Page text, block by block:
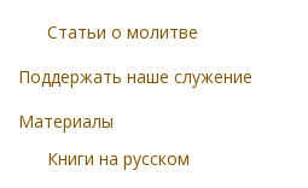
Статьи о молитве
Поддержать наше служение
Материалы
Книги на русском